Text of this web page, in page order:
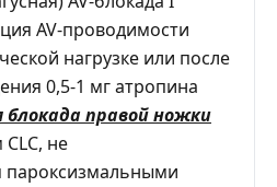
AV-проводимости
нагрузке или после
0,5-1 мг атропина
блокада правой ножки
не